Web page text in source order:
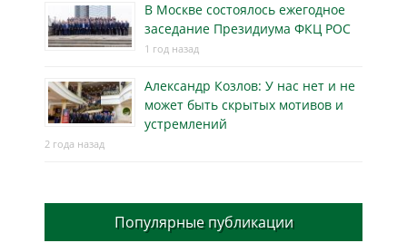
В Москве состоялось ежегодное
заседание Президиума ФКЦ РОС
1 год назад
Александр Козлов: У нас нет и не
может быть скрытых мотивов и
устремлений
2 года назад
Популярные публикации